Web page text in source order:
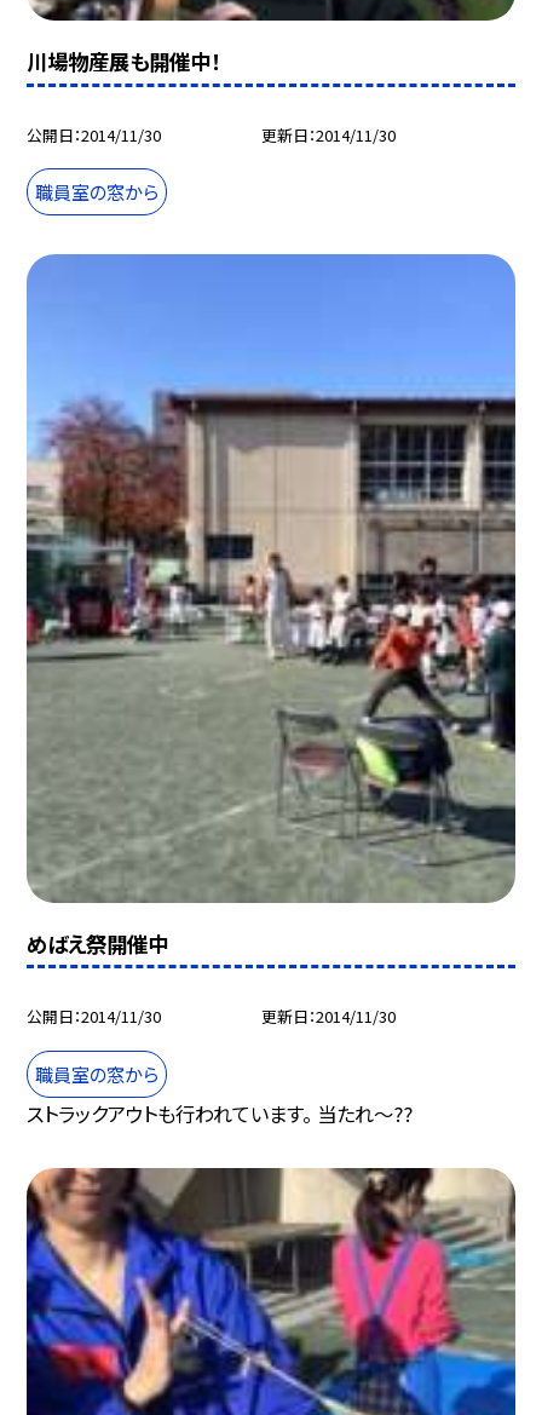
川場物産展も開催中！
公開日 2014/11/30 更新日 2014/11/30
職員室の窓から
めばえ祭開催中
公開日 2014/11/30 更新日 2014/11/30
職員室の窓から
ストラックアウトも行われています。 当たれ〜??